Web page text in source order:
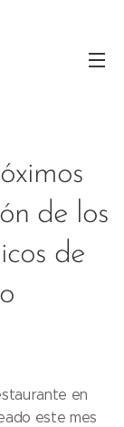
de los
de
en
este mes